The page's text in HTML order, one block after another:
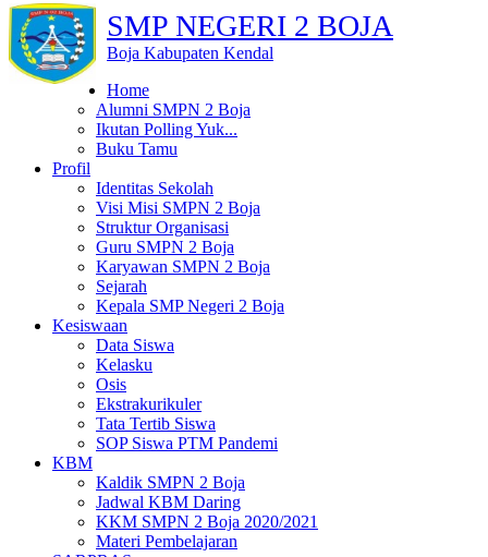
SMP NEGERI 2 BOJA
Boja Kabupaten Kendal
Home
Alumni SMPN 2 Boja
Ikutan Polling Yuk...
Buku Tamu
Profil
Identitas Sekolah
Visi Misi SMPN 2 Boja
Struktur Organisasi
Guru SMPN 2 Boja
Karyawan SMPN 2 Boja
Sejarah
Kepala SMP Negeri 2 Boja
Kesiswaan
Data Siswa
Kelasku
Osis
Ekstrakurikuler
Tata Tertib Siswa
SOP Siswa PTM Pandemi
KBM
Kaldik SMPN 2 Boja
Jadwal KBM Daring
KKM SMPN 2 Boja 2020/2021
Materi Pembelajaran